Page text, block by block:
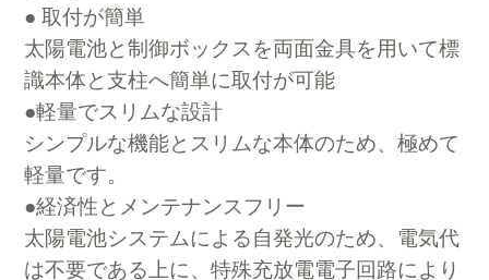
● 取付が簡単
太陽電池と制御ボックスを両面金具を用いて標
識本体と支柱へ簡単に取付が可能
●軽量でスリムな設計
シンプルな機能とスリムな本体のため、極めて
軽量です。
●経済性とメンテナンスフリー
太陽電池システムによる自発光のため、電気代
は不要である上に、特殊充放電電子回路により